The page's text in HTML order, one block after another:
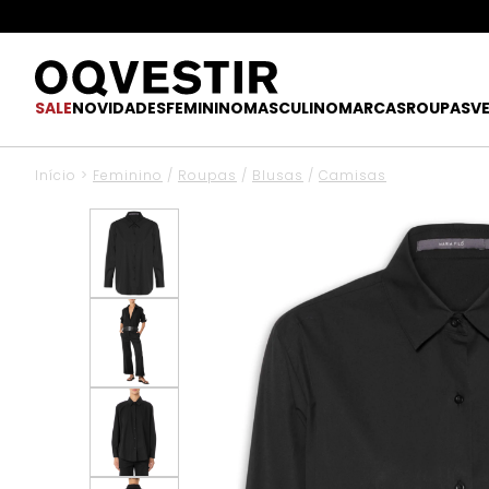
SALENOVIDADESFEMININOMASCULINOMARCASROUPAS
Início > Feminino / Roupas / Blusas / Camisas